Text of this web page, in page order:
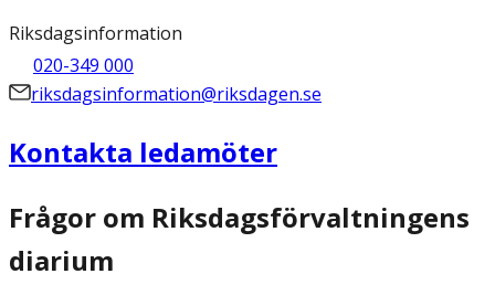
Riksdagsinformation
020-349 000
riksdagsinformation@riksdagen.se
Kontakta ledamöter
Frågor om Riksdagsförvaltningens
diarium